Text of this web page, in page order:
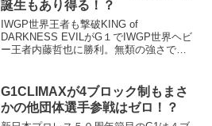
誕生もあり得る！？
IWGP世界王者も撃破KING of
DARKNESS EVILがG１でIWGP世界ヘビ
ー王者内藤哲也に勝利。無類の強さで勝
郷を使おうがやり方は問えないかもしれ
ません...
G1CLIMAXが4ブロック制もまさ
かの他団体選手参戦はゼロ！？